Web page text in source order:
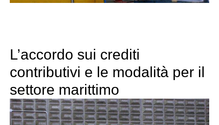
L’accordo sui crediti
contributivi e le modalità per il
settore marittimo